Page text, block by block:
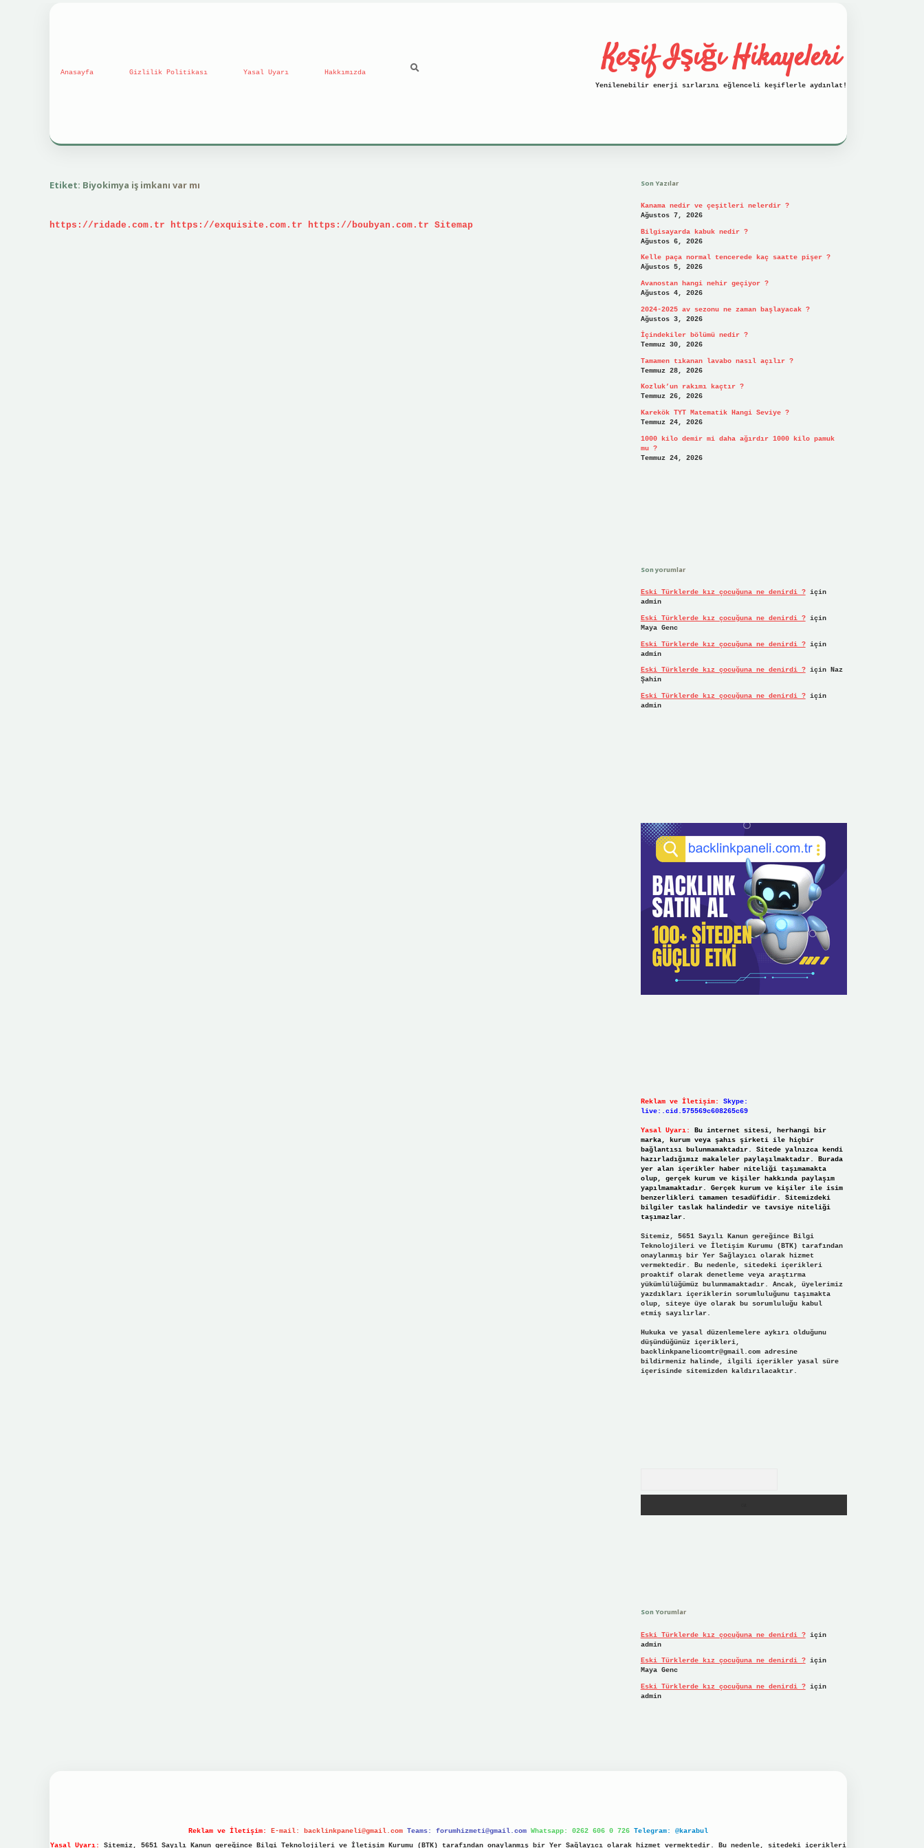
Anasayfa Gizlilik Politikası Yasal Uyarı Hakkımızda Keşif Işığı Hikayeleri
Yenilenebilir enerji sırlarını eğlenceli keşiflerle aydınlat!
Etiket: Biyokimya iş imkanı var mı
https://ridade.com.tr https://exquisite.com.tr https://boubyan.com.tr Sitemap
Son Yazılar
Kanama nedir ve çeşitleri nelerdir ?
Ağustos 7, 2026
Bilgisayarda kabuk nedir ?
Ağustos 6, 2026
Kelle paça normal tencerede kaç saatte pişer ?
Ağustos 5, 2026
Avanostan hangi nehir geçiyor ?
Ağustos 4, 2026
2024-2025 av sezonu ne zaman başlayacak ?
Ağustos 3, 2026
İçindekiler bölümü nedir ?
Temmuz 30, 2026
Tamamen tıkanan lavabo nasıl açılır ?
Temmuz 28, 2026
Kozluk’un rakımı kaçtır ?
Temmuz 26, 2026
Karekök TYT Matematik Hangi Seviye ?
Temmuz 24, 2026
1000 kilo demir mi daha ağırdır 1000 kilo pamuk
mu ?
Temmuz 24, 2026
Son yorumlar
Eski Türklerde kız çocuğuna ne denirdi ?için
admin
Eski Türklerde kız çocuğuna ne denirdi ?için
Maya Genc
Eski Türklerde kız çocuğuna ne denirdi ?için
admin
Eski Türklerde kız çocuğuna ne denirdi ?için Naz
Şahin
Eski Türklerde kız çocuğuna ne denirdi ?için
admin
Reklam ve İletişim:
Skype:
live:.cid.575569c608265c69
Yasal Uyarı:
Bu internet sitesi, herhangi bir
marka, kurum veya şahıs şirketi ile hiçbir
bağlantısı bulunmamaktadır. Sitede yalnızca kendi
hazırladığımız makaleler paylaşılmaktadır. Burada
yer alan içerikler haber niteliği taşımamakta
olup, gerçek kurum ve kişiler hakkında paylaşım
yapılmamaktadır. Gerçek kurum ve kişiler ile isim
benzerlikleri tamamen tesadüfidir. Sitemizdeki
bilgiler taslak halindedir ve tavsiye niteliği
taşımazlar.
Sitemiz, 5651 Sayılı Kanun gereğince Bilgi
Teknolojileri ve İletişim Kurumu (BTK) tarafından
onaylanmış bir Yer Sağlayıcı olarak hizmet
vermektedir. Bu nedenle, sitedeki içerikleri
proaktif olarak denetleme veya araştırma
yükümlülüğümüz bulunmamaktadır. Ancak, üyelerimiz
yazdıkları içeriklerin sorumluluğunu taşımakta
olup, siteye üye olarak bu sorumluluğu kabul
etmiş sayılırlar.
Hukuka ve yasal düzenlemelere aykırı olduğunu
düşündüğünüz içerikleri,
backlinkpanelicomtr@gmail.comadresine
bildirmeniz halinde, ilgili içerikler yasal süre
içerisinde sitemizden kaldırılacaktır.
Son Yorumlar
Eski Türklerde kız çocuğuna ne denirdi ?için
admin
Eski Türklerde kız çocuğuna ne denirdi ?için
Maya Genc
Eski Türklerde kız çocuğuna ne denirdi ?için
admin
Reklam ve İletişim: E-mail: backlinkpaneli@gmail.com Teams: forumhizmeti@gmail.com Whatsapp: 0262 606 0 726
Telegram: @karabul
Yasal Uyarı:
Sitemiz, 5651 Sayılı Kanun gereğince Bilgi Teknolojileri ve İletişim Kurumu (BTK) tarafından onaylanmış bir Yer Sağlayıcı olarak hizmet vermektedir. Bu nedenle, sitedeki içerikleri